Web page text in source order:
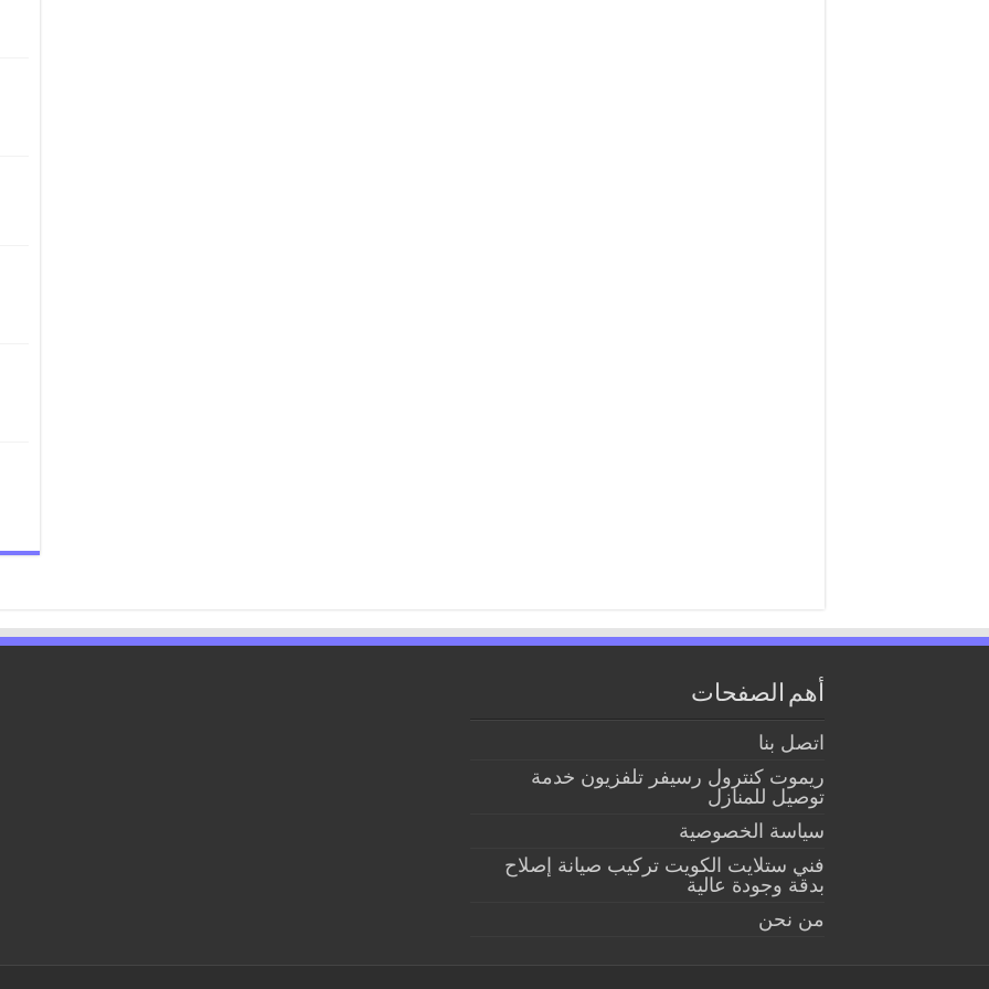
أهم الصفحات
اتصل بنا
ريموت كنترول رسيفر تلفزيون خدمة
توصيل للمنازل
سياسة الخصوصية
فني ستلايت الكويت تركيب صيانة إصلاح
بدقة وجودة عالية
من نحن